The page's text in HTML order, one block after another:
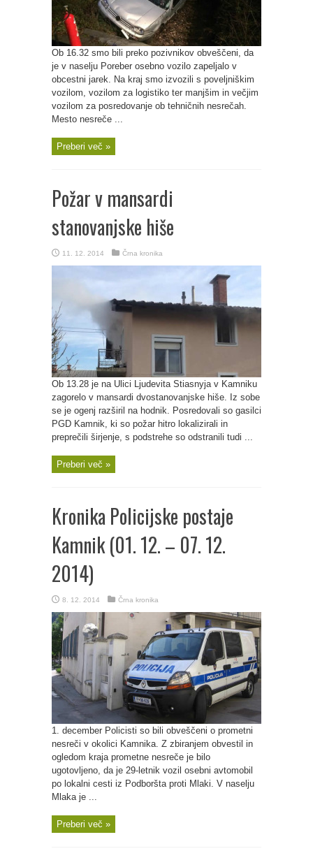
Ob 16.32 smo bili preko pozivnikov obveščeni, da
je v naselju Poreber osebno vozilo zapeljalo v
obcestni jarek. Na kraj smo izvozili s poveljniškim
vozilom, vozilom za logistiko ter manjšim in večjim
vozilom za posredovanje ob tehničnih nesrečah.
Mesto nesreče ...
Preberi več »
Požar v mansardi
stanovanjske hiše
11. 12. 2014 Črna kronika
Ob 13.28 je na Ulici Ljudevita Stiasnyja v Kamniku
zagorelo v mansardi dvostanovanjske hiše. Iz sobe
se je ogenj razširil na hodnik. Posredovali so gasilci
PGD Kamnik, ki so požar hitro lokalizirali in
preprečili širjenje, s podstrehe so odstranili tudi ...
Preberi več »
Kronika Policijske postaje
Kamnik (01. 12. – 07. 12.
2014)
8. 12. 2014 Črna kronika
1. december Policisti so bili obveščeni o prometni
nesreči v okolici Kamnika. Z zbiranjem obvestil in
ogledom kraja prometne nesreče je bilo
ugotovljeno, da je 29-letnik vozil osebni avtomobil
po lokalni cesti iz Podboršta proti Mlaki. V naselju
Mlaka je ...
Preberi več »